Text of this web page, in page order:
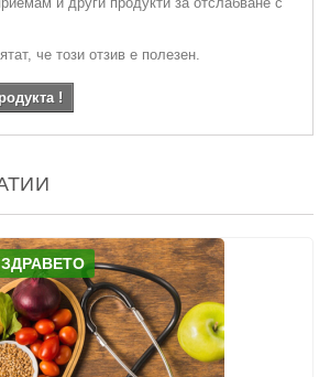
че този отзив е полезен.
!